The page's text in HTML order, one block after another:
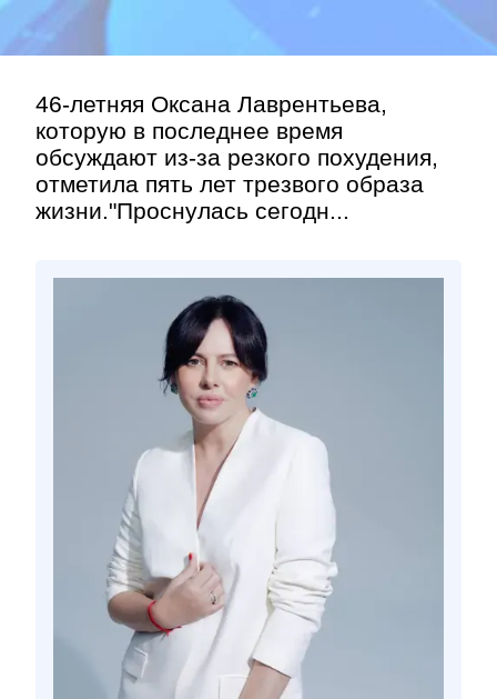
46-летняя Оксана Лаврентьева,
которую в последнее время
обсуждают из-за резкого похудения,
отметила пять лет трезвого образа
жизни."Проснулась сегодн...